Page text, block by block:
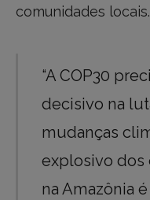
comunidades locais.
“A COP30
decisivo na
mudanças
explosivo dos
na Amazônia